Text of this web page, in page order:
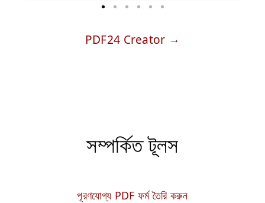
PDF24 Creator
সম্পর্কিত টূলস
পূরণযোগ্য PDF ফর্ম তৈরি করুন